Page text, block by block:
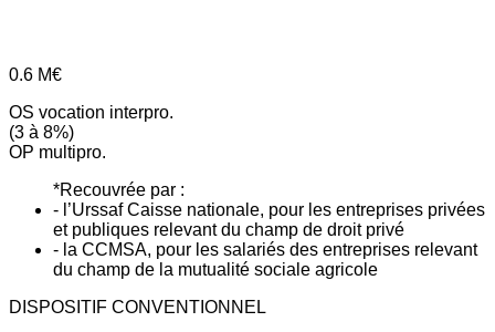
0.6 M€
OS vocation interpro.
(3 à 8%)
OP multipro.
*Recouvrée par :
- l’Urssaf Caisse nationale, pour les entreprises privées
et publiques relevant du champ de droit privé
- la CCMSA, pour les salariés des entreprises relevant
du champ de la mutualité sociale agricole
DISPOSITIF CONVENTIONNEL